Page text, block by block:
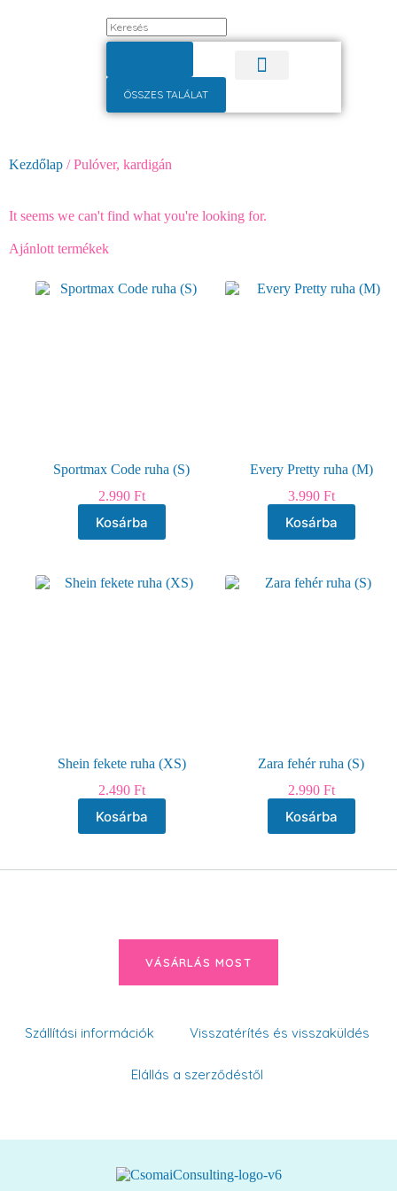
ÖSSZES TALÁLAT
Pulóverek, kardigánok
Kezdőlap / Pulóver, kardigán
It seems we can't find what you're looking for.
Ajánlott termékek
Sportmax Code ruha (S)
2.990 Ft
Kosárba
Every Pretty ruha (M)
3.990 Ft
Kosárba
Shein fekete ruha (XS)
2.490 Ft
Kosárba
Zara fehér ruha (S)
2.990 Ft
Kosárba
VÁSÁRLÁS MOST
Szállítási információk Visszatérítés és visszaküldés
Elállás a szerződéstől